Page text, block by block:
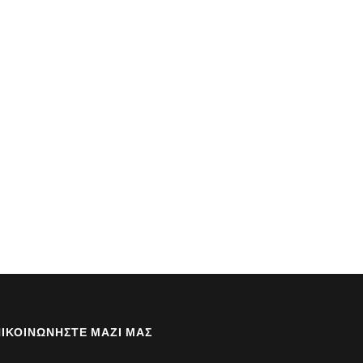
ΜΑΖΊ ΜΑΣ